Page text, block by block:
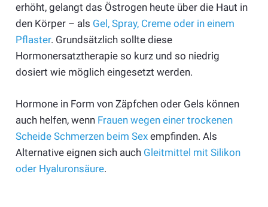
erhöht, gelangt das Östrogen heute über die Haut in
den Körper – als Gel, Spray, Creme oder in einem
Pflaster. Grundsätzlich sollte diese
Hormonersatztherapie so kurz und so niedrig
dosiert wie möglich eingesetzt werden.
Hormone in Form von Zäpfchen oder Gels können
auch helfen, wenn Frauen wegen einer trockenen
Scheide Schmerzen beim Sexempfinden. Als
Alternative eignen sich auch Gleitmittel mit Silikon
oder Hyaluronsäure.